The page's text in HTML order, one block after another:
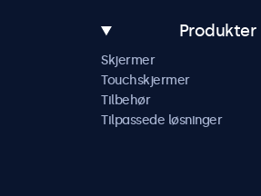
Produkter
Skjermer
Touchskjermer
Tilbehør
Tilpassede løsninger